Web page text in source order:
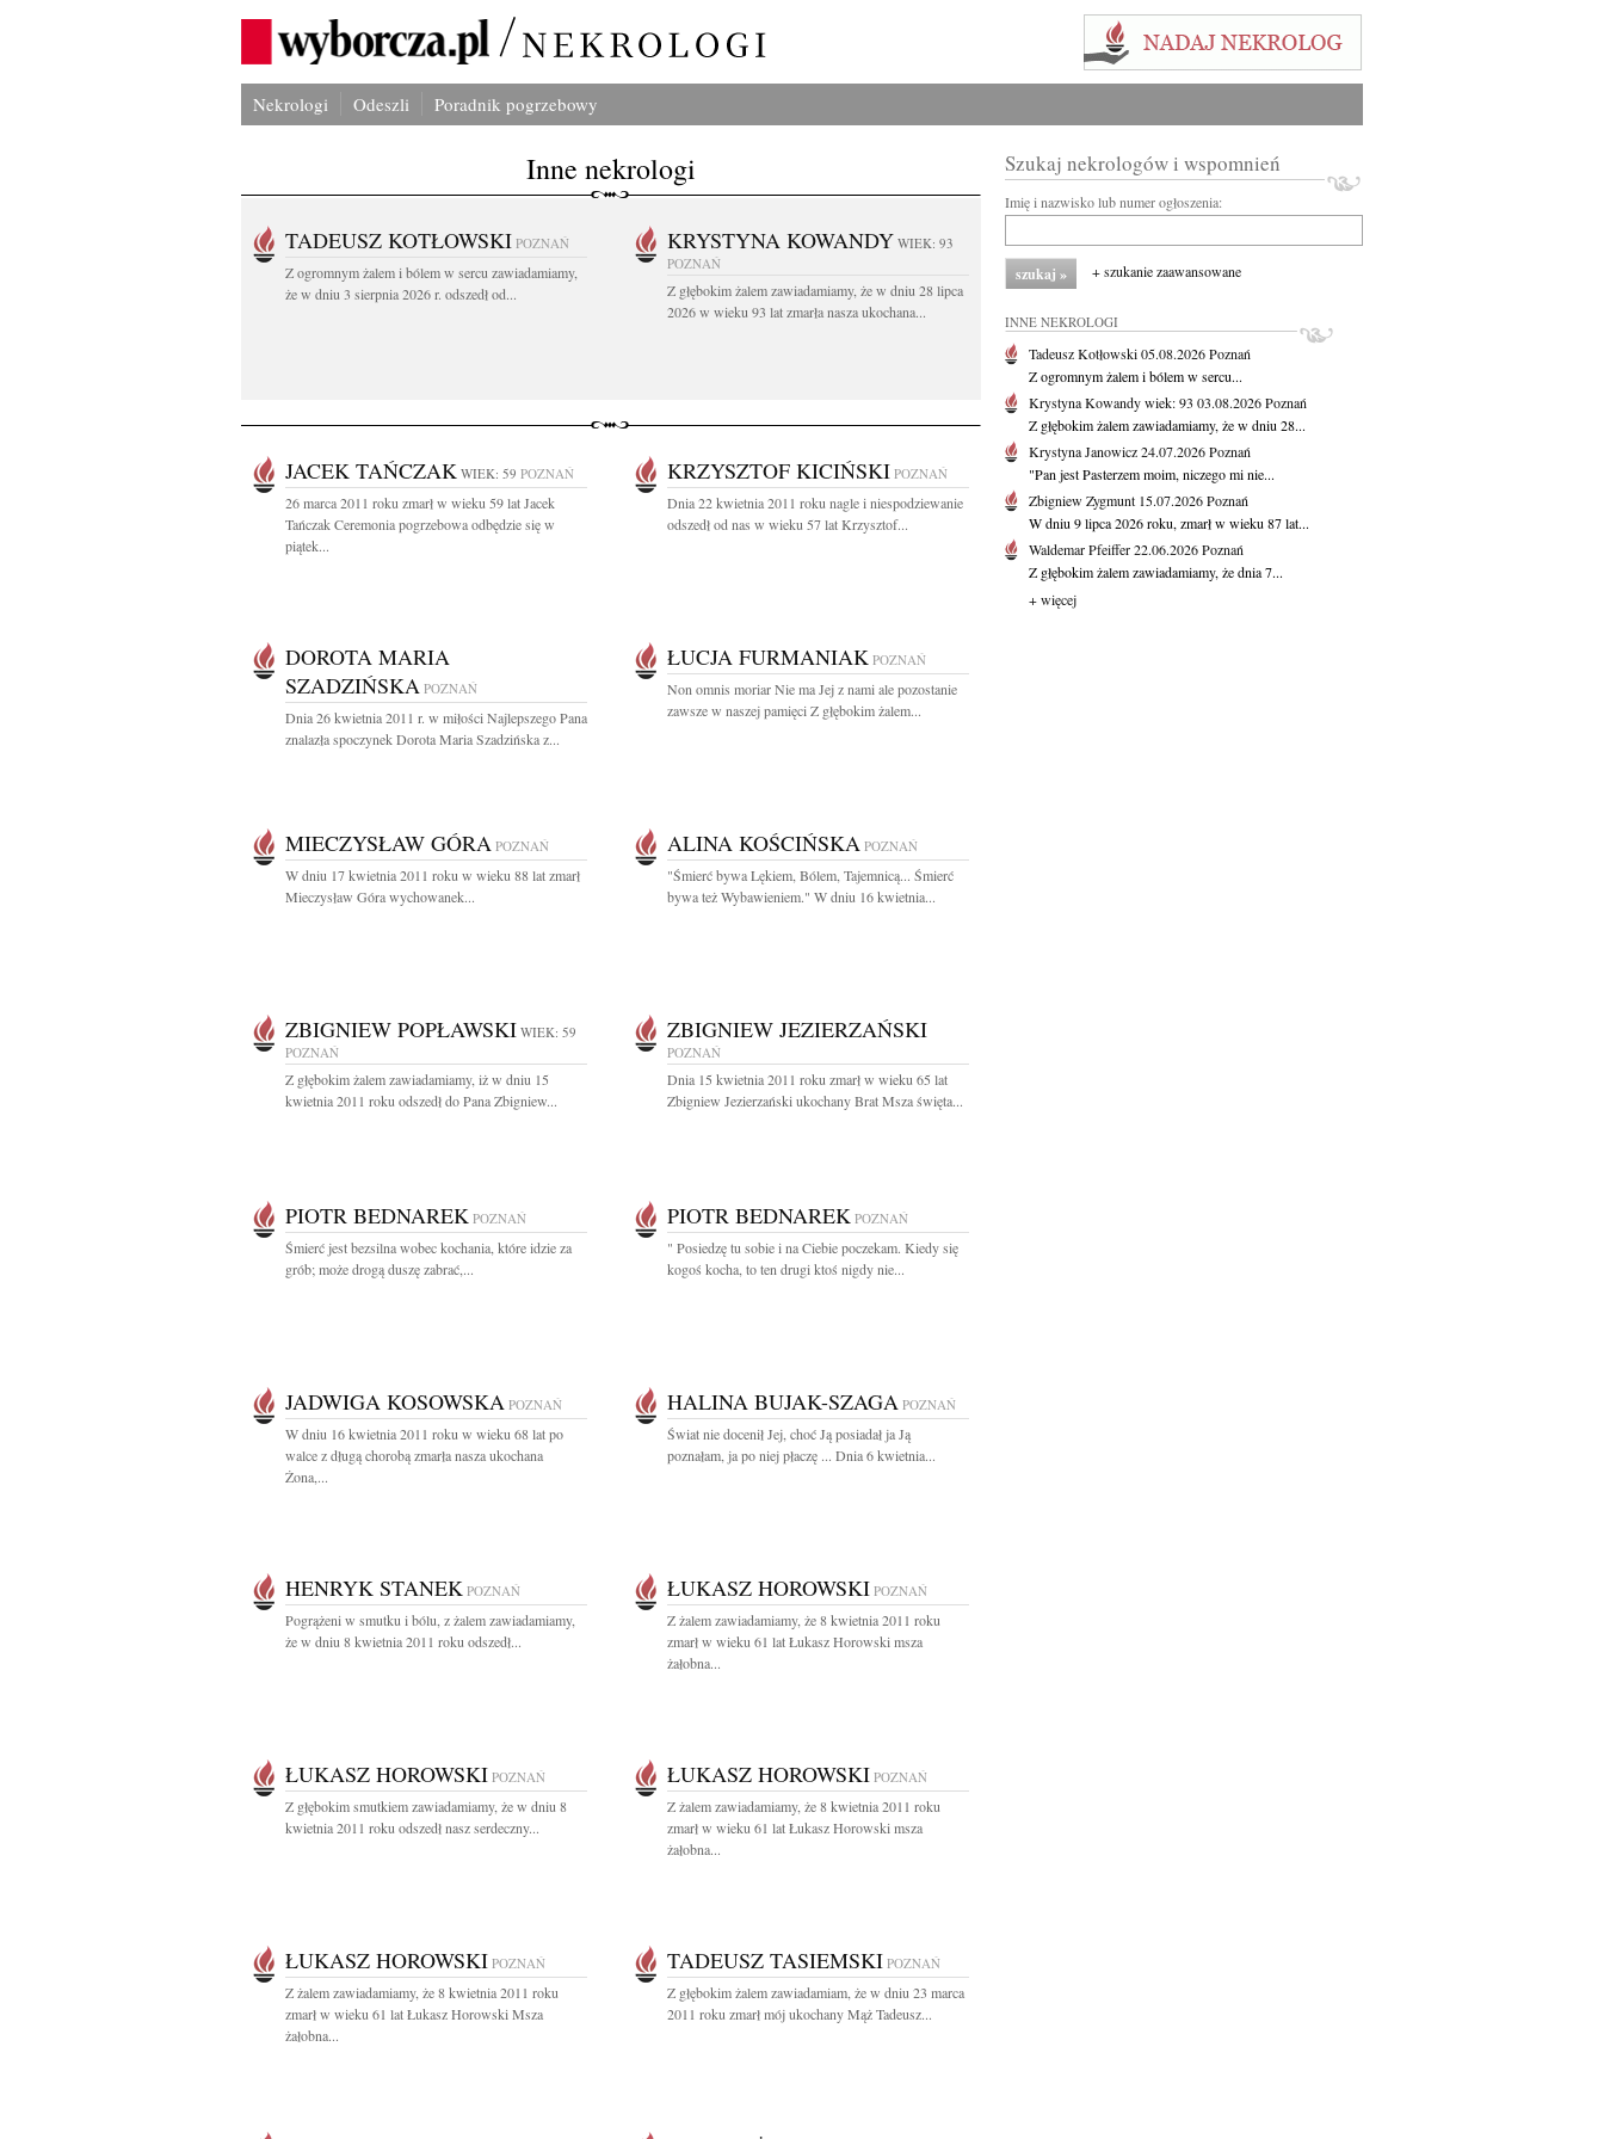
Nekrologi Odeszli Poradnik pogrzebowy
Inne nekrologi
TADEUSZ KOTŁOWSKI POZNAŃ
Z ogromnym żalem i bólem w sercu zawiadamiamy,
że w dniu 3 sierpnia 2026 r. odszedł od...
KRYSTYNA KOWANDY WIEK: 93
POZNAŃ
Z głębokim żalem zawiadamiamy, że w dniu 28 lipca
2026 w wieku 93 lat zmarła nasza ukochana...
JACEK TAŃCZAK WIEK: 59 POZNAŃ
26 marca 2011 roku zmarł w wieku 59 lat Jacek
Tańczak Ceremonia pogrzebowa odbędzie się w
piątek...
KRZYSZTOF KICIŃSKI POZNAŃ
Dnia 22 kwietnia 2011 roku nagle i niespodziewanie
odszedł od nas w wieku 57 lat Krzysztof...
DOROTA MARIA
SZADZIŃSKA POZNAŃ
Dnia 26 kwietnia 2011 r. w miłości Najlepszego Pana
znalazła spoczynek Dorota Maria Szadzińska z...
ŁUCJA FURMANIAK POZNAŃ
Non omnis moriar Nie ma Jej z nami ale pozostanie
zawsze w naszej pamięci Z głębokim żalem...
MIECZYSŁAW GÓRA POZNAŃ
W dniu 17 kwietnia 2011 roku w wieku 88 lat zmarł
Mieczysław Góra wychowanek...
ALINA KOŚCIŃSKA POZNAŃ
"Śmierć bywa Lękiem, Bólem, Tajemnicą... Śmierć
bywa też Wybawieniem." W dniu 16 kwietnia...
ZBIGNIEW POPŁAWSKI WIEK: 59
POZNAŃ
Z głębokim żalem zawiadamiamy, iż w dniu 15
kwietnia 2011 roku odszedł do Pana Zbigniew...
ZBIGNIEW JEZIERZAŃSKI
POZNAŃ
Dnia 15 kwietnia 2011 roku zmarł w wieku 65 lat
Zbigniew Jezierzański ukochany Brat Msza święta...
PIOTR BEDNAREK POZNAŃ
Śmierć jest bezsilna wobec kochania, które idzie za
grób; może drogą duszę zabrać,...
PIOTR BEDNAREK POZNAŃ
" Posiedzę tu sobie i na Ciebie poczekam. Kiedy się
kogoś kocha, to ten drugi ktoś nigdy nie...
JADWIGA KOSOWSKA POZNAŃ
W dniu 16 kwietnia 2011 roku w wieku 68 lat po
walce z długą chorobą zmarła nasza ukochana
Żona,...
HALINA BUJAK-SZAGA POZNAŃ
Świat nie docenił Jej, choć Ją posiadał ja Ją
poznałam, ja po niej płaczę ... Dnia 6 kwietnia...
HENRYK STANEK POZNAŃ
Pogrążeni w smutku i bólu, z żalem zawiadamiamy,
że w dniu 8 kwietnia 2011 roku odszedł...
ŁUKASZ HOROWSKI POZNAŃ
Z żalem zawiadamiamy, że 8 kwietnia 2011 roku
zmarł w wieku 61 lat Łukasz Horowski msza
żałobna...
ŁUKASZ HOROWSKI POZNAŃ
Z głębokim smutkiem zawiadamiamy, że w dniu 8
kwietnia 2011 roku odszedł nasz serdeczny...
ŁUKASZ HOROWSKI POZNAŃ
Z żalem zawiadamiamy, że 8 kwietnia 2011 roku
zmarł w wieku 61 lat Łukasz Horowski msza
żałobna...
ŁUKASZ HOROWSKI POZNAŃ
Z żalem zawiadamiamy, że 8 kwietnia 2011 roku
zmarł w wieku 61 lat Łukasz Horowski Msza
żałobna...
TADEUSZ TASIEMSKI POZNAŃ
Z głębokim żalem zawiadamiam, że w dniu 23 marca
2011 roku zmarł mój ukochany Mąż Tadeusz...
Szukaj nekrologów i wspomnień
Imię i nazwisko lub numer ogłoszenia:
+ szukanie zaawansowane
INNE NEKROLOGI
Tadeusz Kotłowski05.08.2026Poznań
Z ogromnym żalem i bólem w sercu...
Krystyna Kowandywiek: 93 03.08.2026Poznań
Z głębokim żalem zawiadamiamy, że w dniu 28...
Krystyna Janowicz24.07.2026Poznań
"Pan jest Pasterzem moim, niczego mi nie...
Zbigniew Zygmunt 15.07.2026Poznań
W dniu 9 lipca 2026 roku, zmarł w wieku 87 lat...
Waldemar Pfeiffer22.06.2026Poznań
Z głębokim żalem zawiadamiamy, że dnia 7...
+ więcej